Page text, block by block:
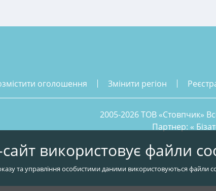
оголошення змінити регіон
2005-2026 ТОВ «Стовпчик»
Партнер: «
використовує файли
та управління особистими даними використовуються файли